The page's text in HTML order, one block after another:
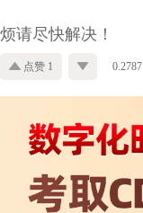
烦请尽快解决！
点赞 1 0.2787